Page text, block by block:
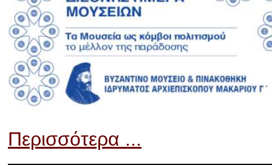
Περισσότερα ...